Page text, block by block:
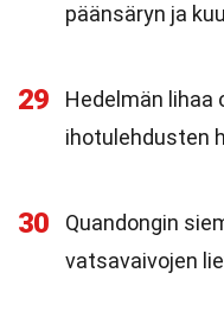
päänsäryn ja
29
Hedelmän lihaa
ihotulehdusten
30
Quandongin
vatsavaivojen